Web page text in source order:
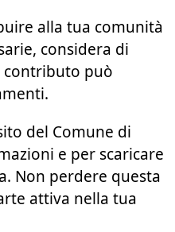
alla tua comunità
considera di
contributo può
del Comune di
e per scaricare
Non perdere questa
attiva nella tua